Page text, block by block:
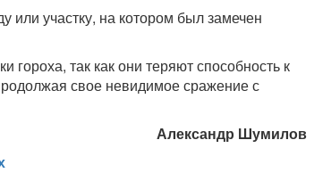
или участку, на котором был замечен
так как они теряют способность к
свое невидимое сражение с
Александр Шумилов